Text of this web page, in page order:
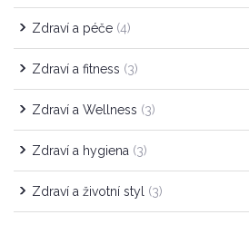
Zdraví a péče (4)
Zdraví a fitness (3)
Zdraví a Wellness (3)
Zdraví a hygiena (3)
Zdraví a životní styl (3)